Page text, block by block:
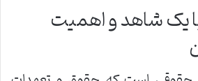
یک شاهد و اهمیت